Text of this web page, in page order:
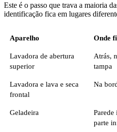
Este é o passo que trava a maioria
identificação fica em lugares
Aparelho Onde
Lavadora de abertura
superior
Atrás,
tampa
Lavadora e lava e seca
frontal
Na
Geladeira
Parede
parte